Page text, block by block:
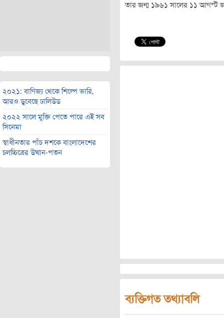
২০২১: বাণিজ্য থেকে শিল্পে ভারি,
আরও ডুবেছে ঢালিউড
২০২২ সালে মুক্তি পেতে পারে এই সব
সিনেমা
স্বাধীনতার পাঁচ দশকে বাংলাদেশের
চলচ্চিত্রের উত্থান-পতন
তার জন্ম ১৯৬১ সালের ১১ আগস্ট
ব্যক্তিগত তথ্যাবলি